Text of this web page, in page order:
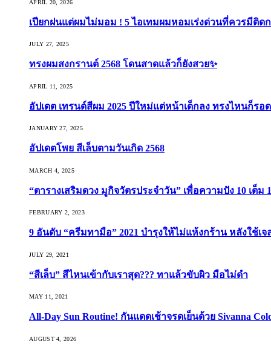
APRIL 20, 2026
เปียกฝนแต่ผมไม่มอม ! 5 ไอเทมผมหอมเร่งด่วนที่ควรมีติดก
JULY 27, 2025
ทรงผมสงกรานต์ 2568 โดนสาดแล้วก็ยังสวย✨
APRIL 11, 2025
อัปเดต เทรนด์สีผม 2025 ปีใหม่แต่หน้าเด็กลง ทรงไหนก็รอ
JANUARY 27, 2025
อัปเดตโพย สีเล็บตามวันเกิด 2568
MARCH 4, 2025
“ตารางเสริมดวง มูกิจวัตรประจำวัน” เพื่อความปัง 10 เต็ม
FEBRUARY 2, 2023
9 อันดับ “ครีมทามือ” 2021 บำรุงให้ไม่แห้งกร้าน หลังใช้เ
JULY 29, 2021
“สีเล็บ” สีไหนเข้ากับเราสุด??? ทาแล้วขับผิว มือไม่ดำ
MAY 11, 2021
All-Day Sun Routine! กันแดดเช้าจรดเย็นด้วย Sivanna
AUGUST 4, 2026